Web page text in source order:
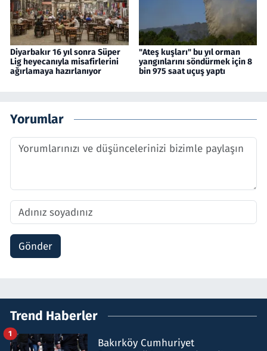
Diyarbakır 16 yıl sonra Süper
Lig heyecanıyla misafirlerini
ağırlamaya hazırlanıyor
"Ateş kuşları" bu yıl orman
yangınlarını söndürmek için 8
bin 975 saat uçuş yaptı
Yorumlar
Gönder
Trend Haberler
Bakırköy Cumhuriyet
1